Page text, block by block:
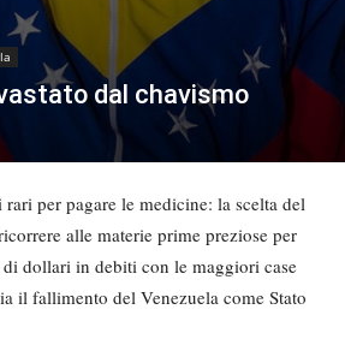
dal chavismo
per pagare le medicine: la scelta del
alle materie prime preziose per
dollari in debiti con le maggiori case
il fallimento del Venezuela come Stato